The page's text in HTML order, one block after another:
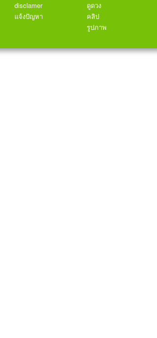
disclamer
แจ้งปัญหา
ดูดวง
คลิป
รูปภาพ